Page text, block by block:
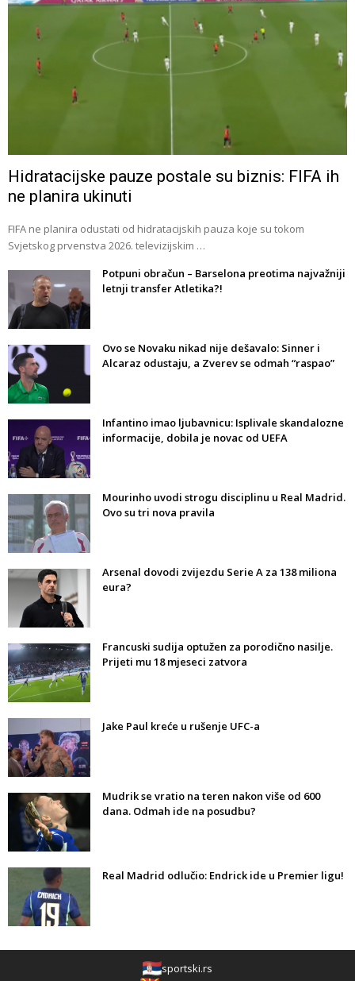
Hidratacijske pauze postale su biznis: FIFA ih
ne planira ukinuti
FIFA ne planira odustati od hidratacijskih pauza koje su tokom
Svjetskog prvenstva 2026. televizijskim …
Potpuni obračun – Barselona preotima najvažniji
letnji transfer Atletika?!
Ovo se Novaku nikad nije dešavalo: Sinner i
Alcaraz odustaju, a Zverev se odmah “raspao”
Infantino imao ljubavnicu: Isplivale skandalozne
informacije, dobila je novac od UEFA
Mourinho uvodi strogu disciplinu u Real Madrid.
Ovo su tri nova pravila
Arsenal dovodi zvijezdu Serie A za 138 miliona
eura?
Francuski sudija optužen za porodično nasilje.
Prijeti mu 18 mjeseci zatvora
Jake Paul kreće u rušenje UFC-a
Mudrik se vratio na teren nakon više od 600
dana. Odmah ide na posudbu?
Real Madrid odlučio: Endrick ide u Premier ligu!
sportski.rs